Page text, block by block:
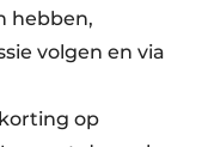
hebben,
volgen en via
op